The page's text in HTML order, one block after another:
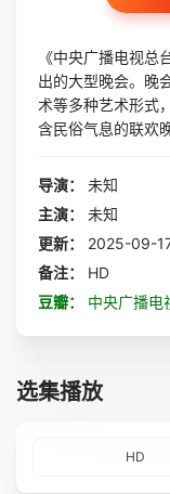
《中央广播电视
出的大型晚会。晚
术等多种艺术形式
含民俗气息的联欢
导演：
未知
主演：
未知
更新：
2025-09-
备注：
HD
豆瓣：
中央广播电
选集播放
HD